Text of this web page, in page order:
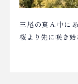
三尾の真ん中に
桜より先に咲き始